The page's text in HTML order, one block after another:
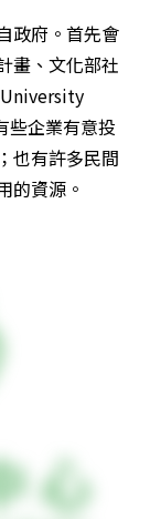
政府。首先會
畫、文化部社
些企業有意投
也有許多民間
的資源。